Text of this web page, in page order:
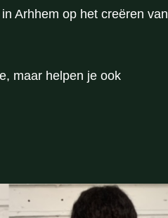
Arhhem op het creëren van
maar helpen je ook